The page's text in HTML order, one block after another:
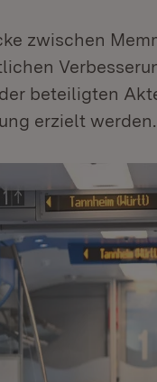
zwischen
beteiligten
erzielt werden.